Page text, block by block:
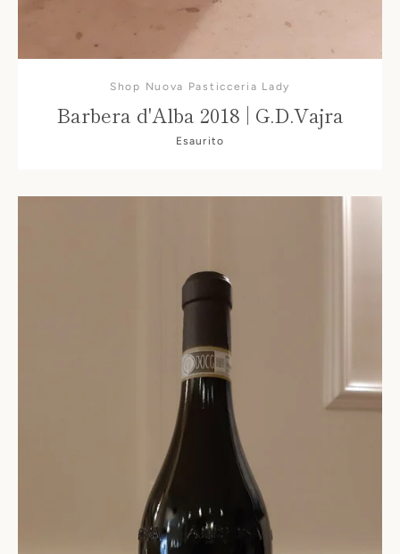
Shop Nuova Pasticceria Lady
Barbera d'Alba 2018 | G.D.Vajra
Esaurito